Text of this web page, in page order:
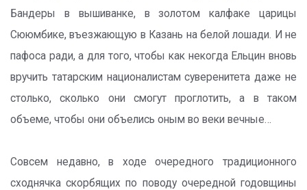
Бандеры в вышиванке, в золотом калфаке царицы
Сююмбике, въезжающую в Казань на белой лошади. И не
пафоса ради, а для того, чтобы как некогда Ельцин вновь
вручить татарским националистам суверенитета даже не
столько, сколько они смогут проглотить, а в таком
объеме, чтобы они объелись оным во веки вечные…
Совсем недавно, в ходе очередного традиционного
сходнячка скорбящих по поводу очередной годовщины